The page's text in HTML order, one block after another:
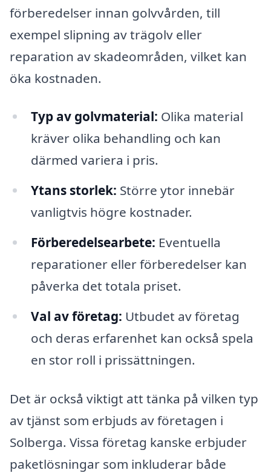
förberedelser innan golvvården, till
exempel slipning av trägolv eller
reparation av skadeområden, vilket kan
öka kostnaden.
Typ av golvmaterial: Olika material
kräver olika behandling och kan
därmed variera i pris.
Ytans storlek: Större ytor innebär
vanligtvis högre kostnader.
Förberedelsearbete: Eventuella
reparationer eller förberedelser kan
påverka det totala priset.
Val av företag: Utbudet av företag
och deras erfarenhet kan också spela
en stor roll i prissättningen.
Det är också viktigt att tänka på vilken typ
av tjänst som erbjuds av företagen i
Solberga. Vissa företag kanske erbjuder
paketlösningar som inkluderar både